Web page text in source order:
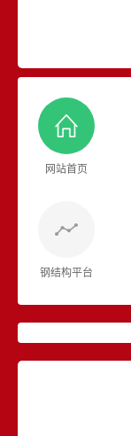
网站首页
钢结构平台